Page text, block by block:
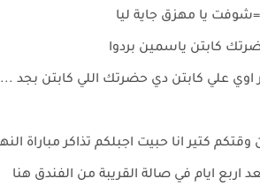
يا مهزق جاية ليا
كابتن ياسمين بردوا
علي كابتن دي حضرتك اللي كابتن بجد
كتير انا حبيت اجبلكم تذاكر مباراة
اربع ايام في صالة القريبة من الفندق هنا